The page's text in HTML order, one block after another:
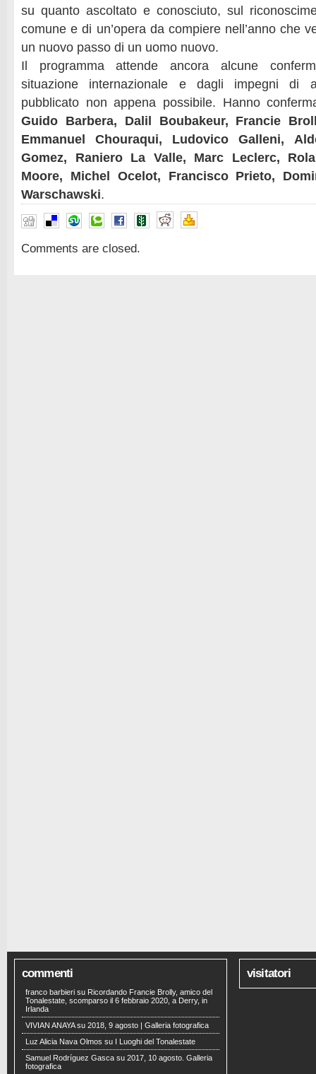
su quanto ascoltato e conosciuto, sul
comune e di un’opera da compiere nell’anno che
un nuovo passo di un uomo nuovo.
Il programma attende ancora alcune
situazione internazionale e dagli impegni di
pubblicato non appena possibile. Hanno
Guido Barbera, Dalil Boubakeur, Francie
Emmanuel Chouraqui, Ludovico Galleni,
Gomez, Raniero La Valle, Marc Leclerc,
Moore, Michel Ocelot, Francisco Prieto,
Warschawski.
Comments are closed.
commenti
franco barbieri su Ricordando Francie Brolly, amico del
Tonalestate, scomparso il 6 febbraio 2020, a Derry, in
Irlanda
VIVIAN ANAYAsu 2018, 9 agosto | Galleria fotografica
Luz Alicia Nava Olmos su
I Luoghi del Tonalestate
Samuel Rodríguez Gasca su 2017, 10 agosto. Galleria
fotografica
visitatori